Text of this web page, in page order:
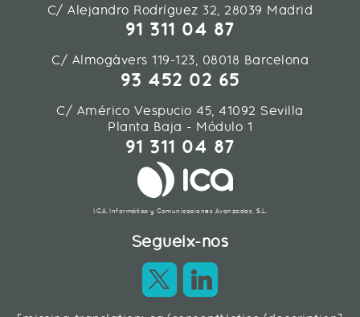
C/ Alejandro Rodríguez 32, 28039 Madrid
91 311 04 87
C/ Almogàvers 119-123, 08018 Barcelona
93 452 02 65
C/ Américo Vespucio 45, 41092 Sevilla
Planta Baja - Módulo 1
91 311 04 87
I.C.A. Informática y Comunicaciones Avanzadas, S.L.
Segueix-nos